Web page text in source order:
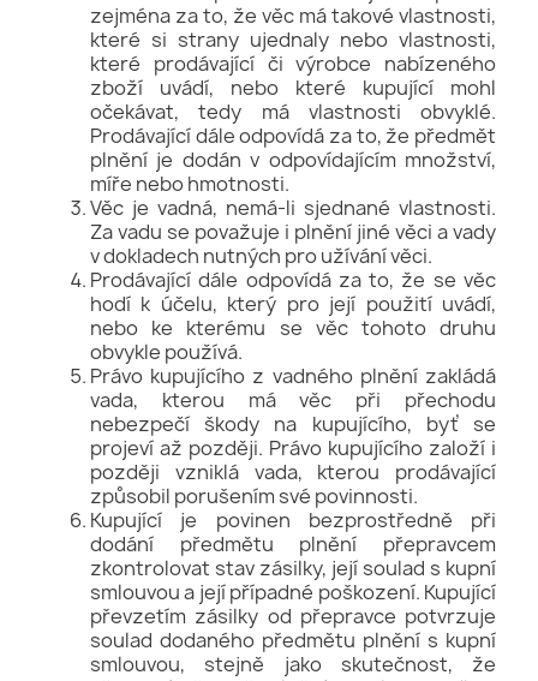
zejména za to, že věc má takové vlastnosti,
které si strany ujednaly nebo vlastnosti,
které prodávající či výrobce nabízeného
zboží uvádí, nebo které kupující mohl
očekávat, tedy má vlastnosti obvyklé.
Prodávající dále odpovídá za to, že předmět
plnění je dodán v odpovídajícím množství,
míře nebo hmotnosti.
Věc je vadná, nemá-li sjednané vlastnosti.
Za vadu se považuje i plnění jiné věci a vady
v dokladech nutných pro užívání věci.
Prodávající dále odpovídá za to, že se věc
hodí k účelu, který pro její použití uvádí,
nebo ke kterému se věc tohoto druhu
obvykle používá.
Právo kupujícího z vadného plnění zakládá
vada, kterou má věc při přechodu
nebezpečí škody na kupujícího, byť se
projeví až později. Právo kupujícího založí i
později vzniklá vada, kterou prodávající
způsobil porušením své povinnosti.
Kupující je povinen bezprostředně při
dodání předmětu plnění přepravcem
zkontrolovat stav zásilky, její soulad s kupní
smlouvou a její případné poškození. Kupující
převzetím zásilky od přepravce potvrzuje
soulad dodaného předmětu plnění s kupní
smlouvou, stejně jako skutečnost, že